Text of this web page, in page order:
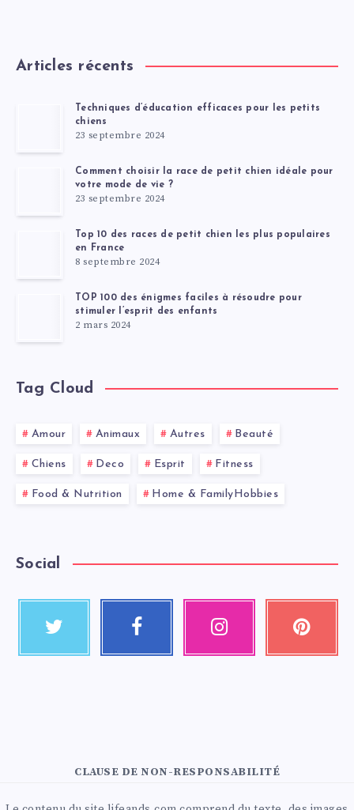
Articles récents
Techniques d’éducation efficaces pour les petits
chiens
23 septembre 2024
Comment choisir la race de petit chien idéale pour
votre mode de vie ?
23 septembre 2024
Top 10 des races de petit chien les plus populaires
en France
8 septembre 2024
TOP 100 des énigmes faciles à résoudre pour
stimuler l’esprit des enfants
2 mars 2024
Tag Cloud
Amour Animaux Autres Beauté
Chiens Deco Esprit Fitness
Food & Nutrition Home & FamilyHobbies
Social
CLAUSE DE NON-RESPONSABILITÉ